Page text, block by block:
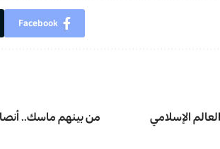
Facebook
الإسلامي من بينهم ماسك..